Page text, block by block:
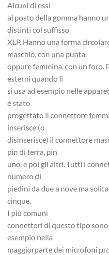
Alcuni di essi
al posto della gomma hanno
distinti col suffisso
XLP. Hanno una forma
maschio, con una punta,
oppure femmina, con un foro.
esterni quando li
si usa ad esempio nelle
è stato
progettato il connettore
inserisce (o
disinserisce) il connettore
pin di terra, pin
uno, e poi gli altri. Tutti i
numero di
piedini da due a nove ma
cinque.
I più comuni
connettori di questo tipo
esempio nella
maggiorparte dei microfoni